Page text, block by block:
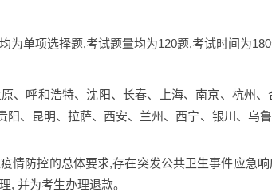
为单项选择题,考试题量均为120题,考试时间为
、呼和浩特、沈阳、长春、上海、南京、杭州
阳、昆明、拉萨、西安、兰州、西宁、银川、乌
情防控的总体要求,存在突发公共卫生事件应急
, 并为考生办理退款。